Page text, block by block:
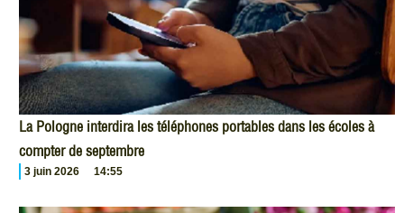
La Pologne interdira les téléphones portables dans les écoles à
compter de septembre
3 juin 2026 14:55